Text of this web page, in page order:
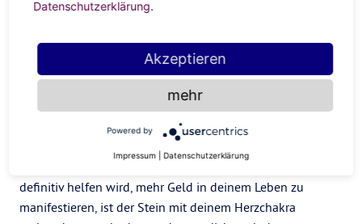
„empfehle ich nicht, ihn zu tragen, sondern ihn im Haus
Du willst eine Gehaltserhöhung oder den Gewinn deines
Unternehmens verdoppeln? Jade ist dein
definitiv helfen wird, mehr Geld in deinem Leben zu
manifestieren, ist der Stein mit deinem Herzchakra
Datenschutzerklärung.
Akzeptieren
mehr
Powered by
Impressum Datenschutzerklärung